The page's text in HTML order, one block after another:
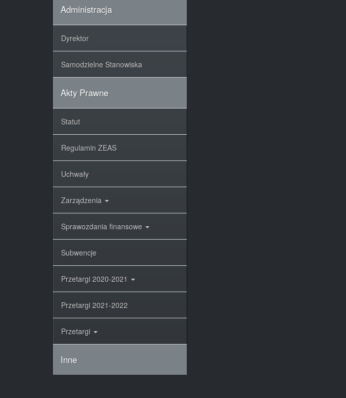
Administracja
Dyrektor
Samodzielne Stanowiska
Akty Prawne
Statut
Regulamin ZEAS
Uchwały
Zarządzenia
Sprawozdania finansowe
Subwencje
Przetargi 2020-2021
Przetargi 2021-2022
Przetargi
Inne